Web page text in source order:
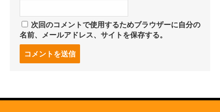
次回のコメントで使用するためブラウザーに自分の
名前、メールアドレス、サイトを保存する。
る